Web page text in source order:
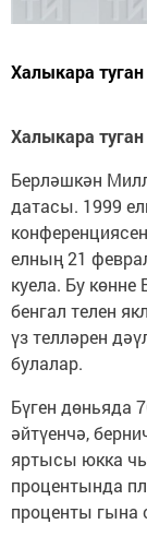
Халыкара
Халыкара туган
Берләшкән
датасы. 1999
елның 21
куела. Бу
бенгал телен
үз телләрен
булалар.
Бүген дөньяда
әйтүенчә,
яртысы юкка
процентында
проценты гына